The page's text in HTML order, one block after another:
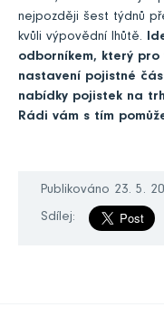
nejpozději šest týdnů
kvůli výpovědní lhůtě.
odborníkem, který
nastavení pojistné
nabídky pojistek na
Rádi vám s tím
Publikováno 23. 5.
Sdílej: